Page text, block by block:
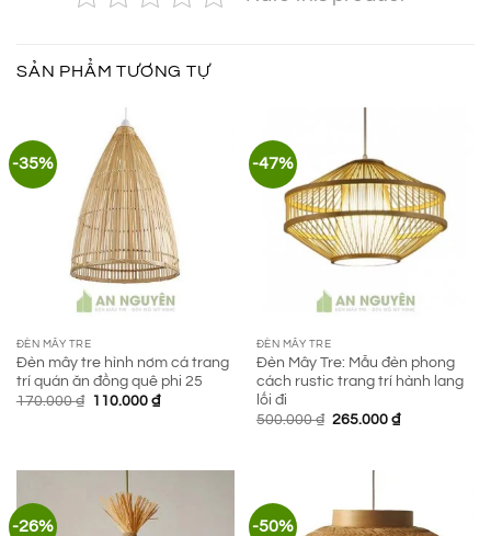
SẢN PHẨM TƯƠNG TỰ
-35%
ĐÈN MÂY TRE
Đèn mây tre hình nơm cá trang
trí quán ăn đồng quê phi 25
170.000₫ Giá
110.000 ₫Giá
-47%
ĐÈN MÂY TRE
Đèn Mây Tre: Mẫu đèn phong
cách rustic trang trí hành lang
lối đi
500.000₫ Giá
265.000 ₫Giá
-26% -50%